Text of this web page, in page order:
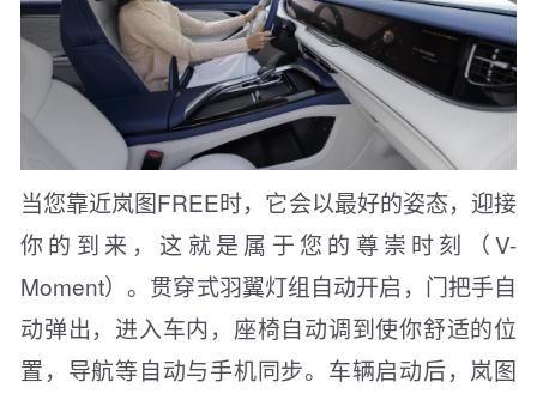
当您靠近岚图FREE时，它会以最好的姿态，迎接
你的到来，这就是属于您的尊崇时刻（V-
Moment）。贯穿式羽翼灯组自动开启，门把手自
动弹出，进入车内，座椅自动调到使你舒适的位
置，导航等自动与手机同步。车辆启动后，岚图